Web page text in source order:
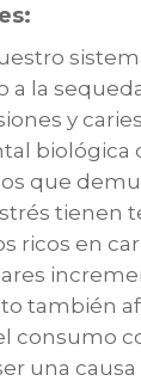
a la
y
biológica
que
tienen
ricos en
también
consumo
una causa